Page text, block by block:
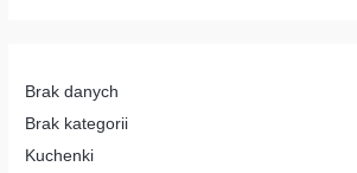
p
o
u
Brak danych
Brak kategorii
Kuchenki